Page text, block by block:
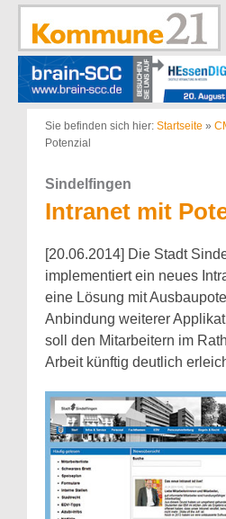
Zum
springen
Sie befinden sich hier: Startseite »
Potenzial
Sindelfingen
Intranet mit
[20.06.2014] Die Stadt
implementiert ein neues
eine Lösung mit
Anbindung weiterer
soll den Mitarbeitern im
Arbeit künftig deutlich